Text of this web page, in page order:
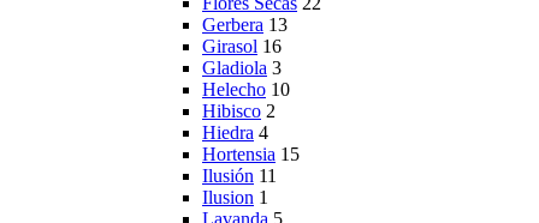
Gerbera 13
Girasol 16
Gladiola 3
Helecho 10
Hibisco 2
Hiedra 4
Hortensia 15
Ilusión 11
Ilusion 1
Lavanda 5